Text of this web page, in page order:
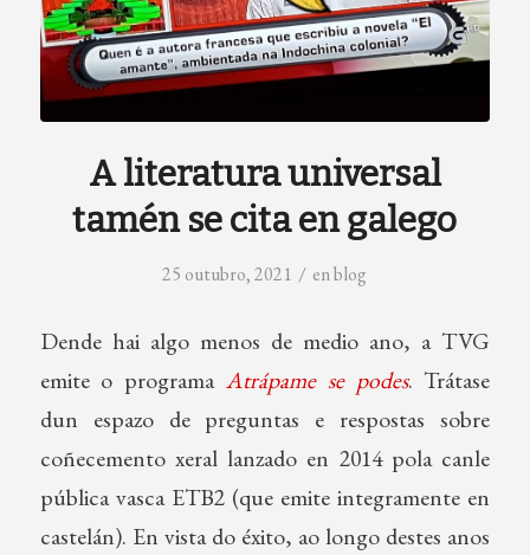
A literatura universal
tamén se cita en galego
25 outubro, 2021 / enblog
Dende hai algo menos de medio ano, a TVG
emite o programa Atrápame se podes. Trátase
dun espazo de preguntas e respostas sobre
coñecemento xeral lanzado en 2014 pola canle
pública vasca ETB2 (que emite integramente en
castelán). En vista do éxito, ao longo destes anos